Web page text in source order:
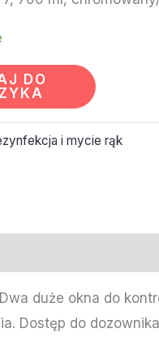
DO
i mycie rąk
duże okna do
Dostęp do